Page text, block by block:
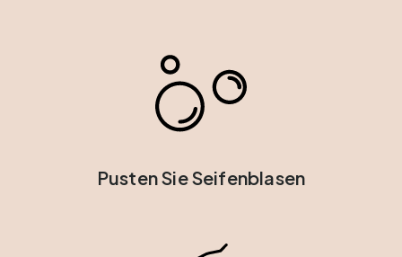
Pusten Sie Seifenblasen